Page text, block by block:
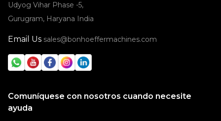
Udyog Vihar Phase -5,
Gurugram, Haryana India
Email Us sales@bonhoeffermachines.com
Comuníquese con nosotros cuando necesite
ayuda